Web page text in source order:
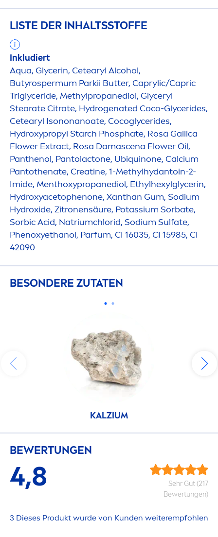
LISTE DER INHALTSSTOFFE
Inkludiert
Aqua, Glycerin, Cetearyl Alcohol,
Butyrospermum Parkii Butter, Caprylic/Capric
Triglyceride, Methylpropanediol, Glyceryl
Stearate Citrate, Hydrogenated Coco-Glycerides,
Cetearyl Isononanoate, Cocoglycerides,
Hydroxypropyl Starch Phosphate, Rosa Gallica
Flower Extract, Rosa Damascena Flower Oil,
Panthenol, Pantolactone, Ubiquinone, Calcium
Pantothenate, Creatine, 1-Methylhydantoin-2-
Imide, Menthoxypropanediol, Ethylhexylglycerin,
Hydroxyacetophenone, Xanthan Gum, Sodium
Hydroxide, Zitronensäure, Potassium Sorbate,
Sorbic Acid, Natriumchlorid, Sodium Sulfate,
Phenoxyethanol, Parfum, CI 16035, CI 15985, CI
42090
BESONDERE ZUTATEN
KALZIUM
BEWERTUNGEN
4,8
Sehr Gut (217
Bewertungen)
3 Dieses Produkt wurde von Kunden weiterempfohlen